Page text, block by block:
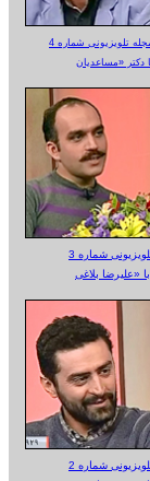
تلویزیونی شماره 4
شماره 3
شماره 2